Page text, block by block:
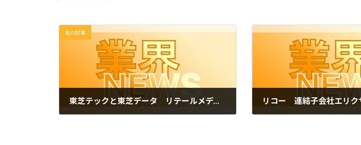
前の記事
東芝テックと東芝データ リテールメディア推進に向け顧客属性別の行動変容を把握する検証を電通と開始